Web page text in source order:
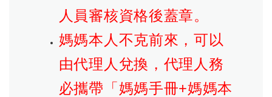
人員審核資格後蓋章。
媽媽本人不克前來，可以
由代理人兌換，代理人務
必攜帶「媽媽手冊+媽媽本